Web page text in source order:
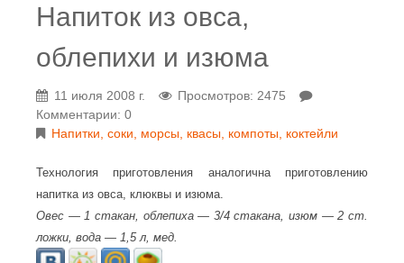
Напиток из овса,
облепихи и изюма
11 июля 2008 г.
Просмотров: 2475
Комментарии: 0
Напитки, соки, морсы, квасы, компоты, коктейли
Технология приготовления аналогична приготовлению
напитка из овса, клюквы и изюма.
Овес — 1 стакан, облепиха — 3/4 стакана, изюм — 2 ст.
ложки, вода — 1,5 л, мед.